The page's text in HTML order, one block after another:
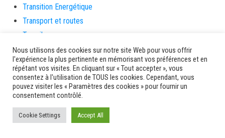
Transition Energétique
Transport et routes
Travail
Travaux
Travaux THD
travaux utiles
TSUNAMI
TZCLD
uncategorized
Nous utilisons des cookies sur notre site Web pour vous offrir
l'expérience la plus pertinente en mémorisant vos préférences et en
répétant vos visites. En cliquant sur « Tout accepter », vous
consentez à l'utilisation de TOUS les cookies. Cependant, vous
pouvez visiter les « Paramètres des cookies » pour fournir un
consentement contrôlé.
Cookie Settings Accept All